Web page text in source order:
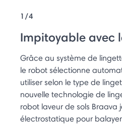
1/4
Impitoyable avec
Grâce au système de
le robot sélectionne
utiliser selon le type de
nouvelle technologie de
robot laveur de sols Braava
électrostatique pour